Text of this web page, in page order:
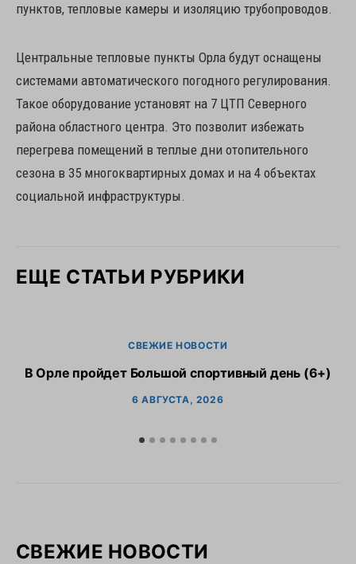
пунктов, тепловые камеры и изоляцию трубопроводов.
Центральные тепловые пункты Орла будут оснащены
системами автоматического погодного регулирования.
Такое оборудование установят на 7 ЦТП Северного
района областного центра. Это позволит избежать
перегрева помещений в теплые дни отопительного
сезона в 35 многоквартирных домах и на 4 объектах
социальной инфраструктуры.
ЕЩЕ СТАТЬИ РУБРИКИ
СВЕЖИЕ НОВОСТИ
В Орле пройдет Большой спортивный день (6+)
6 АВГУСТА, 2026
СВЕЖИЕ НОВОСТИ